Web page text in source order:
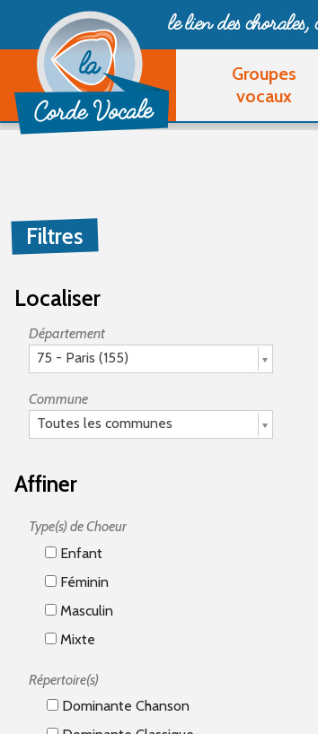
le lien des
Groupes
vocaux
Filtres
Localiser
Département
75 - Paris (155)
Commune
Toutes les communes
Affiner
Type(s) de Choeur
Enfant
Féminin
Masculin
Mixte
Répertoire(s)
Dominante Chanson